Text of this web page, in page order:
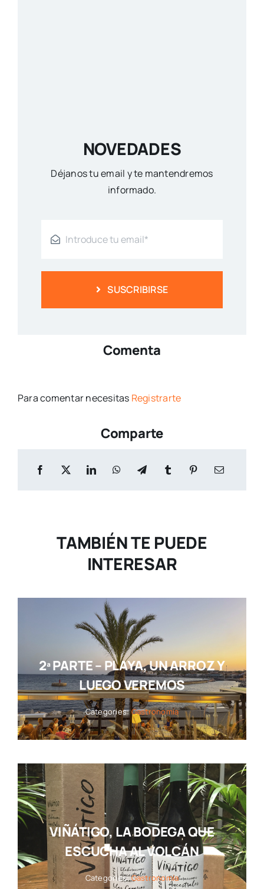
NOVEDADES
Déjanos tu email y te mantendremos
informado.
SUSCRIBIRSE
Comenta
Para comentar necesitas Registrarte
Comparte
TAMBIÉN TE PUEDE
INTERESAR
2ª PARTE – PLAYA, UN ARROZ Y
LUEGO VEREMOS
Categories:Gastronomía
VIÑÁTIGO, LA BODEGA QUE
ESCUCHA AL VOLCÁN
Categories:Gastronomía